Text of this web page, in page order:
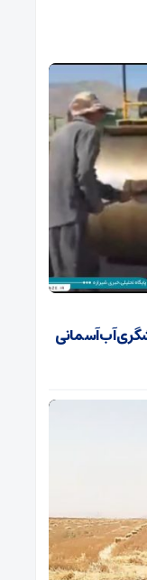
آب‌آسمانی